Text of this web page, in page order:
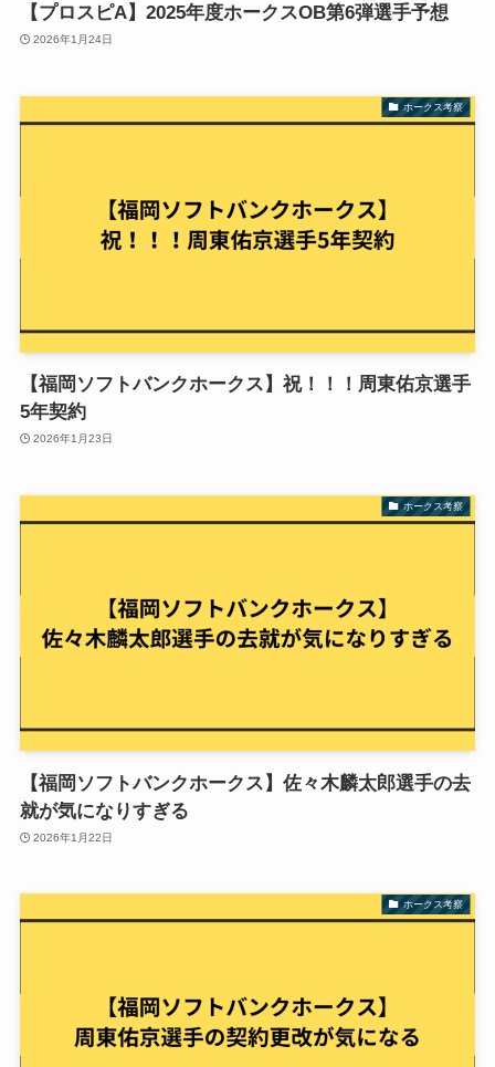
【プロスピA】2025年度ホークスOB第6弾選手予想
2026年1月24日
ホークス考察
【福岡ソフトバンクホークス】祝！！！周東佑京選手
5年契約
2026年1月23日
ホークス考察
【福岡ソフトバンクホークス】佐々木麟太郎選手の去
就が気になりすぎる
2026年1月22日
ホークス考察